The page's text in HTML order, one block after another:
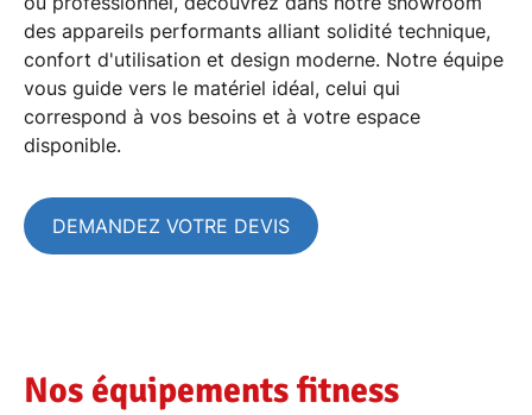
des appareils performants alliant solidité technique,
confort d'utilisation et design moderne. Notre équipe
vous guide vers le matériel idéal, celui qui
correspond à vos besoins et à votre espace
disponible.
DEMANDEZ VOTRE DEVIS
Nos équipements fitness